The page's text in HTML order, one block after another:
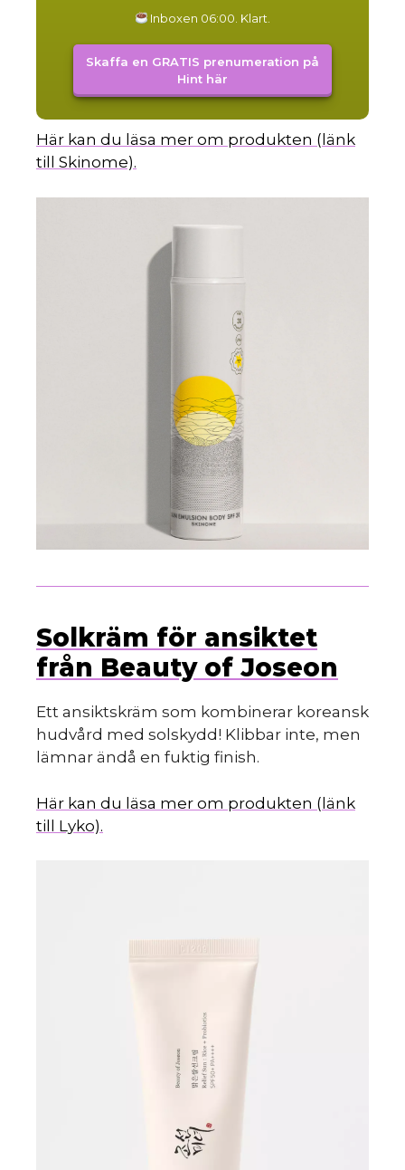
Inboxen 06:00. Klart.
Skaffa en GRATIS prenumeration på
Hint här
Här kan du läsa mer om produkten (länk
till Skinome).
Solkräm för ansiktet
från Beauty of Joseon
Ett ansiktskräm som kombinerar koreansk
hudvård med solskydd! Klibbar inte, men
lämnar ändå en fuktig finish.
Här kan du läsa mer om produkten (länk
till Lyko).